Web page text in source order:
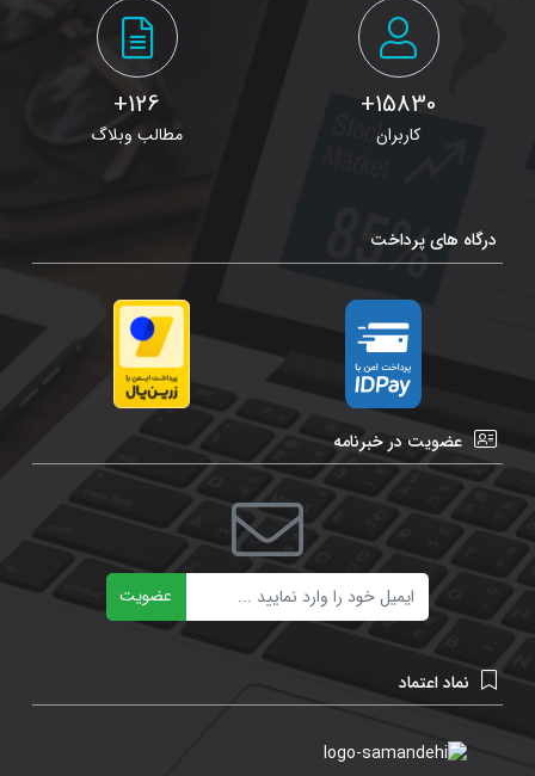
15830+
کاربران
126+
مطالب وبلاگ
درگاه های پرداخت
عضویت در خبرنامه
عضویت
نماد اعتماد